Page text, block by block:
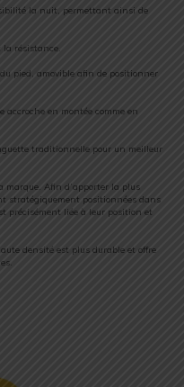
la nuit, permettant ainsi de
la résistance.
pied, amovible afin de positionner
accroche en montée comme en
traditionnelle pour un meilleur
marque. Afin d’apporter la plus
stratégiquement positionnées dans
précisément liée à leur position et
densité est plus durable et offre